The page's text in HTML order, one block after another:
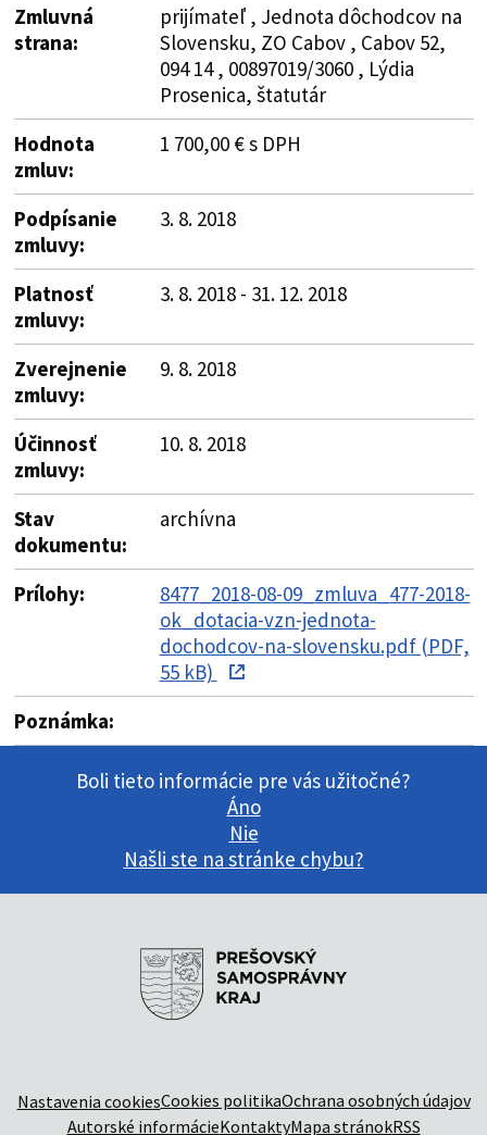
Zmluvná
strana:
prijímateľ , Jednota dôchodcov na
Slovensku, ZO Cabov , Cabov 52,
094 14 , 00897019/3060 , Lýdia
Prosenica, štatutár
Hodnota
zmluv:
1 700,00 € s DPH
Podpísanie
zmluvy:
3. 8. 2018
Platnosť
zmluvy:
3. 8. 2018 - 31. 12. 2018
Zverejnenie
zmluvy:
9. 8. 2018
Účinnosť
zmluvy:
10. 8. 2018
Stav
dokumentu:
archívna
Prílohy:
8477_2018-08-09_zmluva_477-2018-
ok_dotacia-vzn-jednota-
dochodcov-na-slovensku.pdf (PDF,
55 kB)
Poznámka:
Boli tieto informácie pre vás užitočné?
Áno
Nie
Našli ste na stránke chybu?
Nastavenia cookiesCookies politikaOchrana osobných údajov
Autorské informácieKontaktyMapa stránokRSS